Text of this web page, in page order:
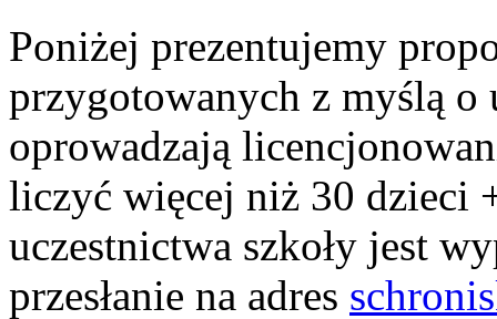
Poniżej prezentujemy
przygotowanych z myślą
oprowadzają
liczyć więcej niż 30 dzieci
uczestnictwa szkoły jest
przesłanie na adres